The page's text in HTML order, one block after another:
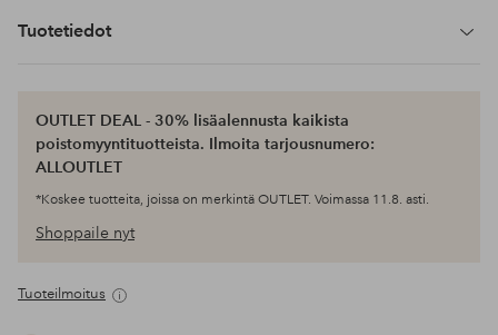
Tuotetiedot
OUTLET DEAL - 30% lisäalennusta kaikista
poistomyyntituotteista. Ilmoita tarjousnumero:
ALLOUTLET
*Koskee tuotteita, joissa on merkintä OUTLET. Voimassa 11.8. asti.
Shoppaile nyt
Tuoteilmoitus